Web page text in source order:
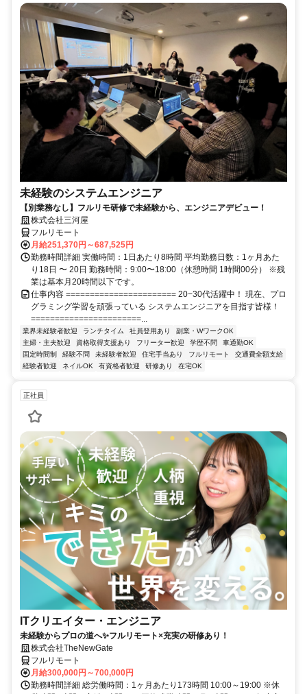
未経験のシステムエンジニア
【別業務なし】フルリモ研修で未経験から、エンジニアデビュー！
株式会社三河屋
フルリモート
月給251,370円～687,525円
勤務時間詳細 実働時間：1日あたり8時間 平均勤務日数：1ヶ月あた
り18日 〜 20日 勤務時間：9:00〜18:00（休憩時間 1時間00分） ※残
業は基本月20時間以下です。
仕事内容 ======================= 20−30代活躍中！ 現在、プロ
グラミング学習を頑張っている システムエンジニアを目指す皆様！
=======================...
業界未経験者歓迎 ランチタイム 社員登用あり
副業・WワークOK
主婦・主夫歓迎
資格取得支援あり フリーター歓迎 学歴不問
車通勤OK
固定時間制
経験不問 未経験者歓迎 住宅手当あり フルリモート
交通費全額支給
経験者歓迎
ネイルOK 有資格者歓迎 研修あり 在宅OK
正社員
ITクリエイター・エンジニア
未経験からプロの道へ✨フルリモート×充実の研修あり！
株式会社TheNewGate
フルリモート
月給300,000円～700,000円
勤務時間詳細 総労働時間：1ヶ月あたり173時間 10:00～19:00 ※休